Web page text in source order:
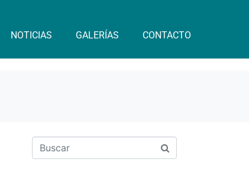
NOTICIAS GALERÍAS CONTACTO